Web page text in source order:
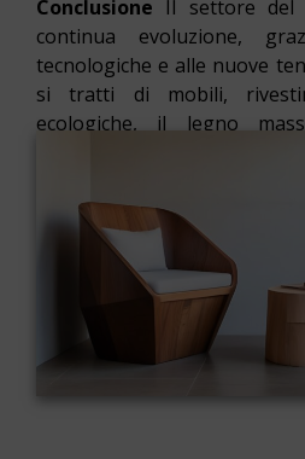
Conclusione Il settore del
continua evoluzione,
tecnologiche e alle nuove
si tratti di mobili,
ecologiche, il legno
sue caratteristiche
continua a essere una
cerca qualità e sostenibilità.